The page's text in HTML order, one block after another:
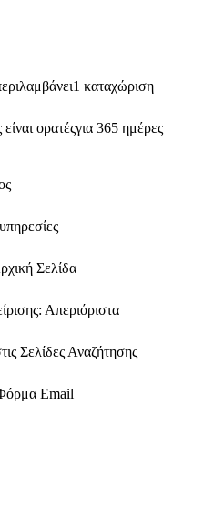
καταχώριση
ορατέςγια 365 ημέρες
Σελίδα
Απεριόριστα
Σελίδες Αναζήτησης
Email